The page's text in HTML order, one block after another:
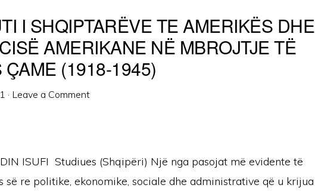
I SHQIPTARËVE TE AMERIKËS DHE
AMERIKANE NË MBROJTJE TË
ÇAME (1918-1945)
· Leave a Comment
ISUFI Studiues (Shqipëri) Një nga pasojat më evidente të
së re politike, ekonomike, sociale dhe administrative që u krijua